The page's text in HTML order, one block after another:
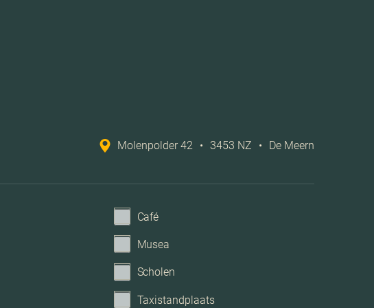
Parkeerkelder, parkeerplaats
Molenpolder 42 • 3453 NZ • De Meern
Café
Musea
Scholen
Taxistandplaats